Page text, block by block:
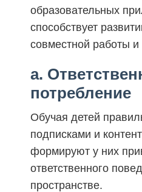
образовательных
способствует
совместной работы
a.
потребление
Обучая детей
подписками и
формируют у них
ответственного
пространстве.